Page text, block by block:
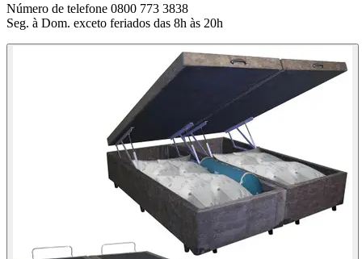
Número de telefone 0800 773 3838
Seg. à Dom. exceto feriados das 8h às 20h